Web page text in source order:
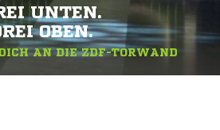
UNTEN.
OBEN.
AN DIE ZDF-TORWAND